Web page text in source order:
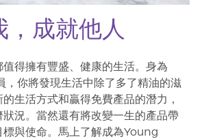
，成就他人
得擁有豐盛、健康的生活。身為
你將發現生活中除了多了精油的滋
生活方式和贏得免費產品的潛力，
狀況。當然還有將改變一生的產品帶
標與使命。馬上了解成為Young